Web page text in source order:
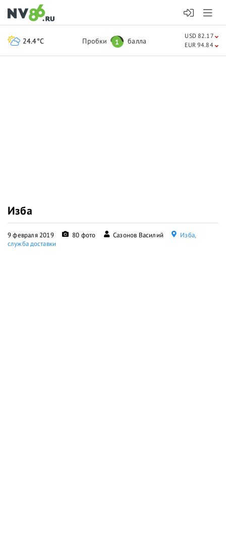
Изба
9 февраля 2019 80 фото Сазонов Василий
Изба,
служба доставки
24.4°C Пробки 1 балла
USD 82.17
EUR 94.84